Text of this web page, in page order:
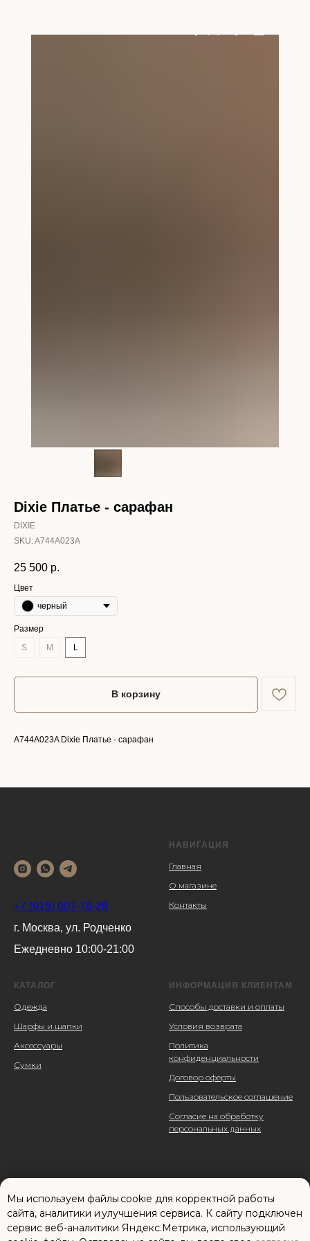
Мы используем файлы cookie для корректной работы
сайта, аналитики и улучшения сервиса. К cайту подключен
сервис веб-аналитики Яндекс.Метрика, использующий
Dixie Платье - сарафан
DIXIE
SKU:A744A023A
25 500 р.
Цвет
черный
Размер
S
M L
В корзину
A744A023A Dixie Платье - сарафан
+7 (915) 007-78-28
г. Москва, ул. Родченко
Ежедневно 10:00-21:00
НАВИГАЦИЯ
Главная
О магазине
Контакты
КАТАЛОГ
Одежда
Шарфы и шапки
Аксессуары
Сумки
ИНФОРМАЦИЯ КЛИЕНТАМ
Способы доставки и оплаты
Условия возврата
Политика
конфиденциальности
Договор оферты
Пользовательское соглашение
Согласие на обработку
персональных данных